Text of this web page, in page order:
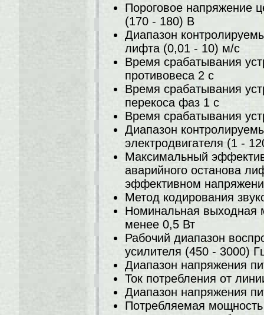
Пороговое напряжение
(170 - 180) В
Диапазон
лифта (0,01 - 10) м/с
Время срабатывания
противовеса 2 с
Время срабатывания
перекоса фаз 1 с
Время срабатывания
Диапазон
электродвигателя (1 -
Максимальный
аварийного останова
эффективном
Метод кодирования
Номинальная выходная
менее 0,5 Вт
Рабочий диапазон
усилителя (450 - 3000)
Диапазон напряжения
Ток потребления от
Диапазон напряжения
Потребляемая